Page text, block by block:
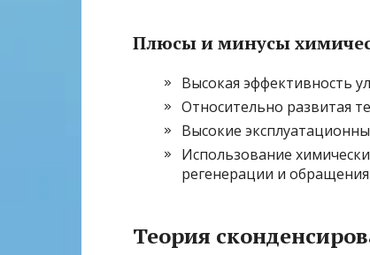
Плюсы и минусы
Высокая эффективность
Относительно развитая
Высокие
Использование
регенерации и обращения
Теория